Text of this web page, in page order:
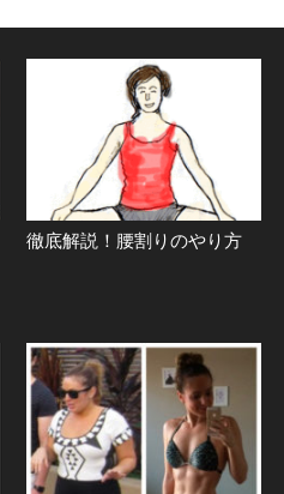
徹底解説！腰割りのやり方